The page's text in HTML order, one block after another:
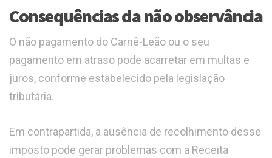
Consequências da não observância
O não pagamento do Carnê-Leão ou o seu
pagamento em atraso pode acarretar em multas e
juros, conforme estabelecido pela legislação
tributária.
Em contrapartida, a ausência de recolhimento desse
imposto pode gerar problemas com a Receita